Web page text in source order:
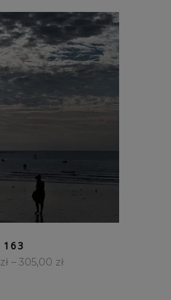
163
zł – 305,00 zł